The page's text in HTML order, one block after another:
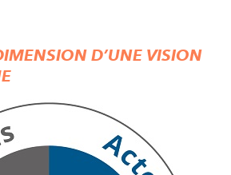
D’UNE VISION